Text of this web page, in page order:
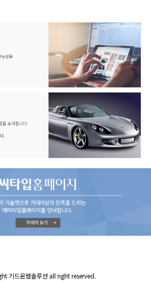
기드온웹솔루션 all right reserved.